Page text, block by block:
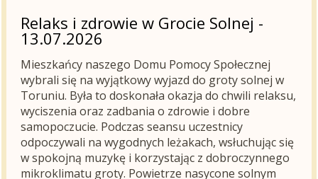
Relaks i zdrowie w Grocie Solnej -
13.07.2026
Mieszkańcy naszego Domu Pomocy Społecznej
wybrali się na wyjątkowy wyjazd do groty solnej w
Toruniu. Była to doskonała okazja do chwili relaksu,
wyciszenia oraz zadbania o zdrowie i dobre
samopoczucie. Podczas seansu uczestnicy
odpoczywali na wygodnych leżakach, wsłuchując się
w spokojną muzykę i korzystając z dobroczynnego
mikroklimatu groty. Powietrze nasycone solnym